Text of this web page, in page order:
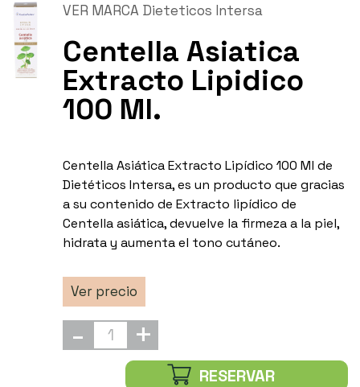
VER MARCA Dieteticos Intersa
Centella Asiatica
Extracto Lipidico
100 Ml.
Centella Asiática Extracto Lipídico 100 Ml de
Dietéticos Intersa, es un producto que gracias
a su contenido de Extracto lipídico de
Centella asiática, devuelve la firmeza a la piel,
hidrata y aumenta el tono cutáneo.
Ver precio
+
-
RESERVAR